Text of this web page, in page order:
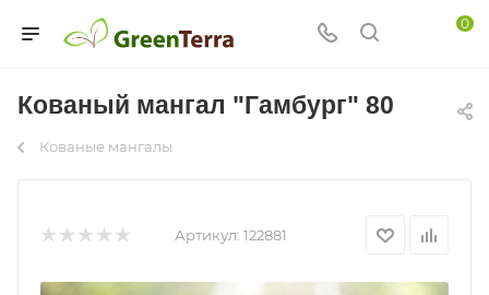
0
Кованый мангал "Гамбург" 80
Кованые мангалы
Артикул: 122881